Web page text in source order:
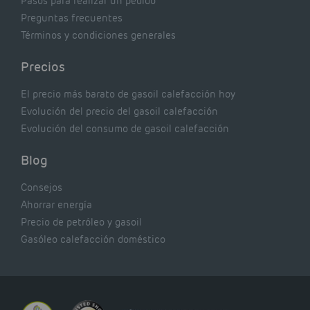
Preguntas frecuentes
Términos y condiciones generales
Precios
El precio más barato de gasoil calefacción hoy
Evolución del precio del gasoil calefacción
Evolución del consumo de gasoil calefacción
Blog
Consejos
Ahorrar energía
Precio de petróleo y gasoil
Gasóleo calefacción doméstico